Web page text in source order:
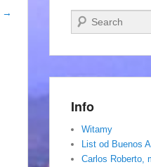
→ Szukaj
Info
Witamy
List od Buenos
Carlos Roberto,